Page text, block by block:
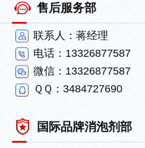
国际品牌消泡剂部
售后服务部
联系人：蒋经理
电话：13326877587
微信：13326877587
ＱＱ：3484727690